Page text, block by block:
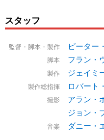
スタッフ
監督・脚本・製作 ピーター
脚本 フラン・
製作 ジェイミ
製作総指揮 ロバート
撮影
アラン・
ジョン・
音楽 ダニー・